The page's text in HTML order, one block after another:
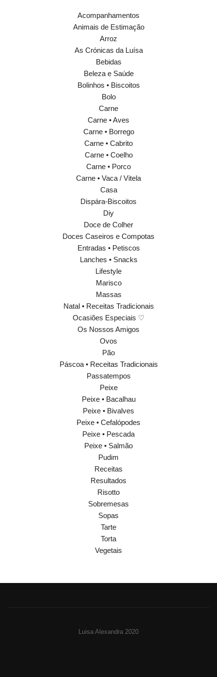
Acompanhamentos
Animais de Estimação
Arroz
As Crónicas da Luísa
Bebidas
Beleza e Saúde
Bolinhos • Biscoitos
Bolo
Carne
Carne • Aves
Carne • Borrego
Carne • Cabrito
Carne • Coelho
Carne • Porco
Carne • Vaca / Vitela
Casa
Dispára-Biscoitos
Diy
Doce de Colher
Doces Caseiros e Compotas
Entradas • Petiscos
Lanches • Snacks
Lifestyle
Marisco
Massas
Natal • Receitas Tradicionais
Ocasiões Especiais ♡
Os Nossos Amigos
Ovos
Pão
Páscoa • Receitas Tradicionais
Passatempos
Peixe
Peixe • Bacalhau
Peixe • Bivalves
Peixe • Cefalópodes
Peixe • Pescada
Peixe • Salmão
Pudim
Receitas
Resultados
Risotto
Sobremesas
Sopas
Tarte
Torta
Vegetais
Luisa Alexandra 2020